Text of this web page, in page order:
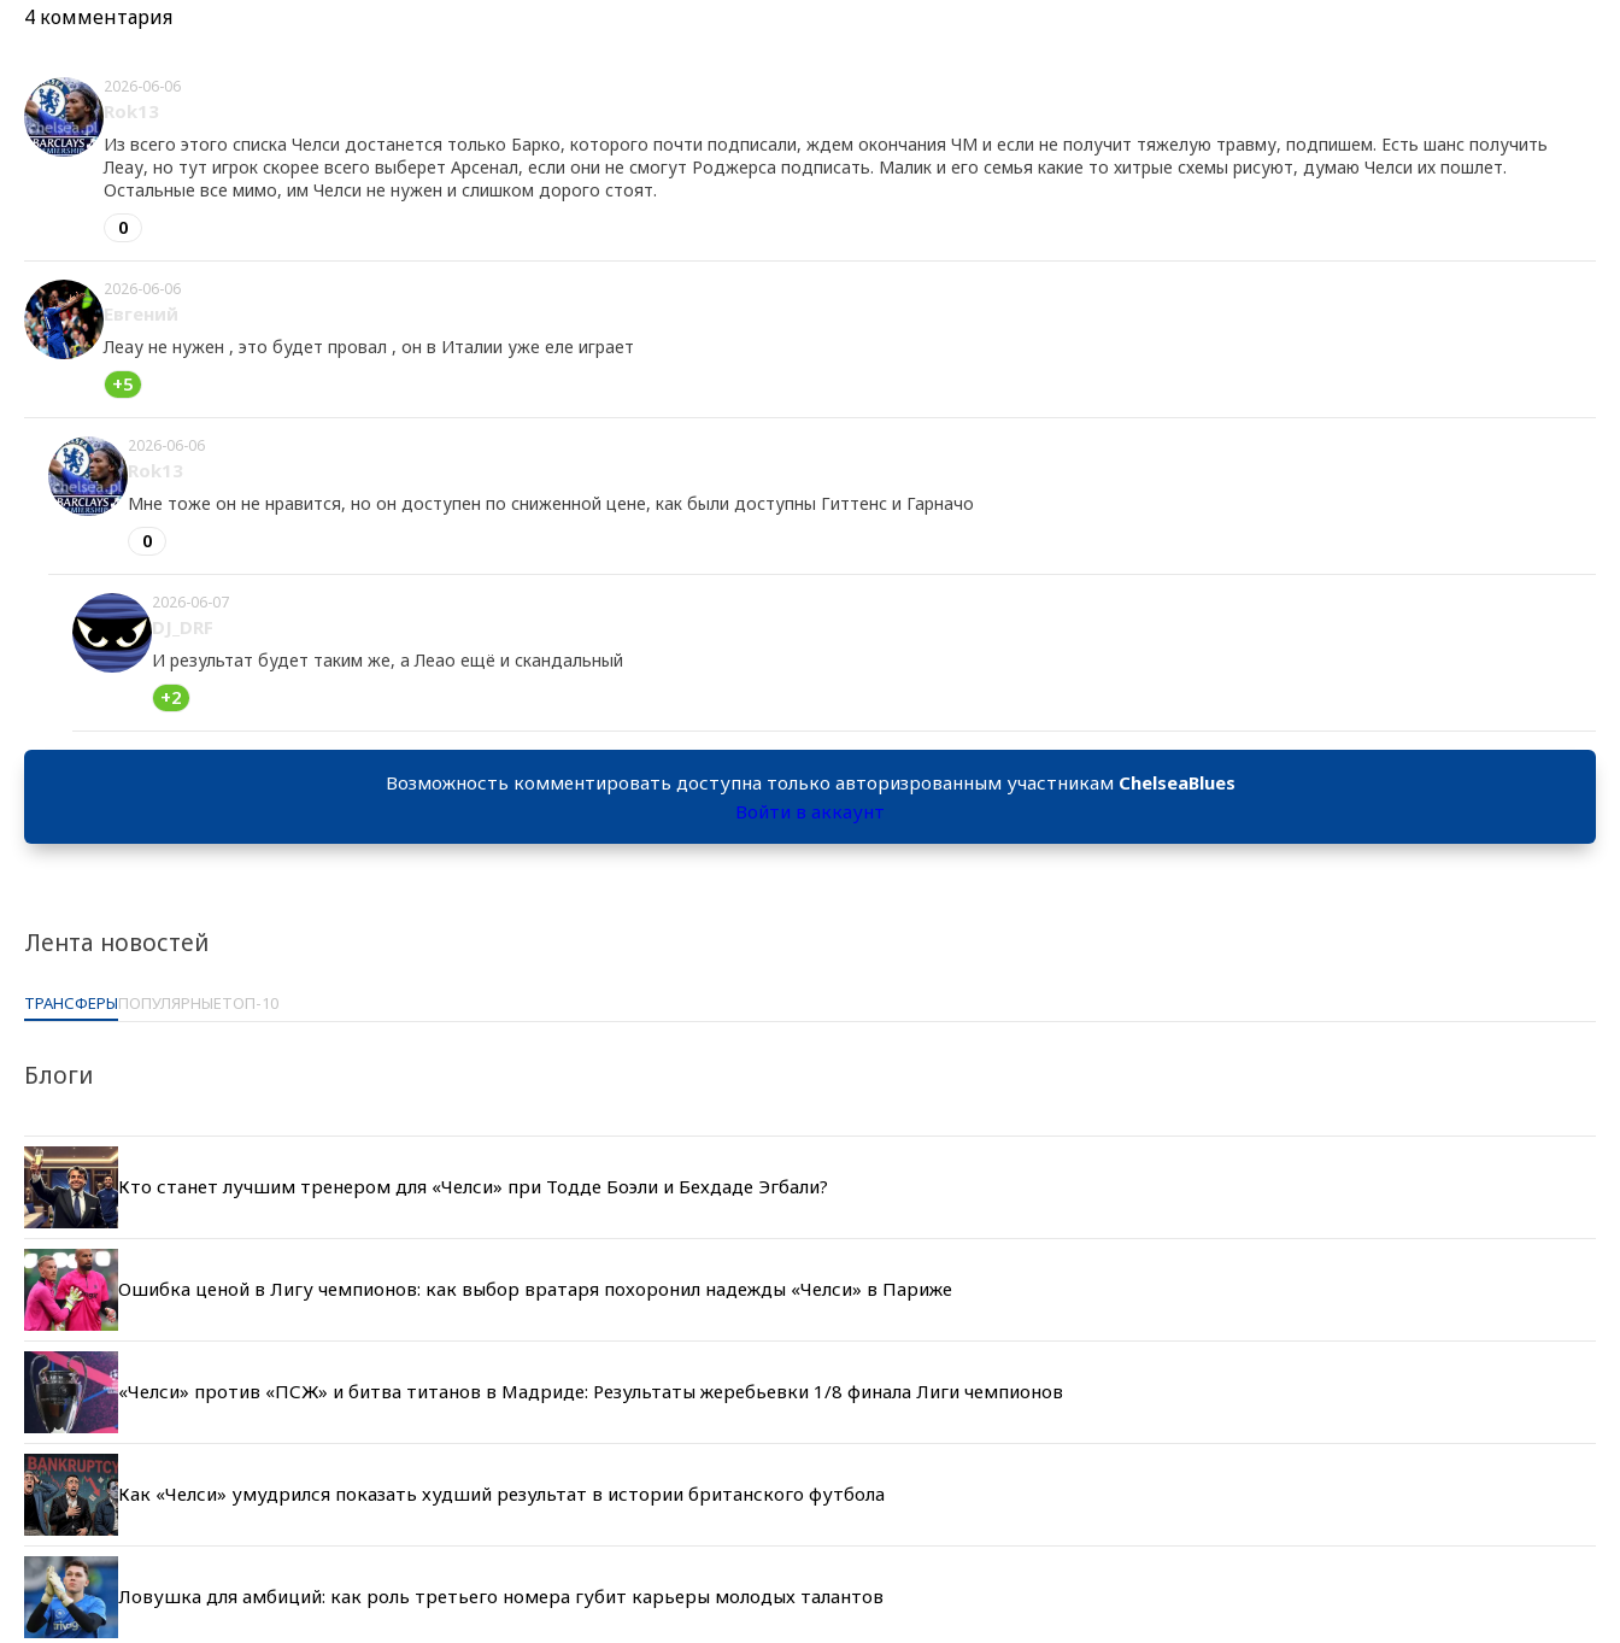
Лента новостей
ТРАНСФЕРЫПОПУЛЯРНЫЕТОП-10
Блоги
Кто станет лучшим тренером для «Челси» при Тодде Боэли и Бехдаде Эгбали?
Ошибка ценой в Лигу чемпионов: как выбор вратаря похоронил надежды «Челси» в Париже
«Челси» против «ПСЖ» и битва титанов в Мадриде: Результаты жеребьевки 1/8 финала Лиги чемпионов
Как «Челси» умудрился показать худший результат в истории британского футбола
Ловушка для амбиций: как роль третьего номера губит карьеры молодых талантов
4 комментария
2026-06-06
Rok13
Из всего этого списка Челси достанется только Барко, которого почти подписали, ждем окончания ЧМ и если не получит тяжелую травму, подпишем. Есть шанс получить
Леау, но тут игрок скорее всего выберет Арсенал, если они не смогут Роджерса подписать. Малик и его семья какие то хитрые схемы рисуют, думаю Челси их пошлет.
Остальные все мимо, им Челси не нужен и слишком дорого стоят.
0
2026-06-06
Евгений
Леау не нужен , это будет провал , он в Италии уже еле играет
+5
2026-06-06
Rok13
Мне тоже он не нравится, но он доступен по сниженной цене, как были доступны Гиттенс и Гарначо
0
2026-06-07
DJ_DRF
И результат будет таким же, а Леао ещё и скандальный
+2
Возможность комментировать доступна только авторизрованным участникам ChelseaBlues
Войти в аккаунт